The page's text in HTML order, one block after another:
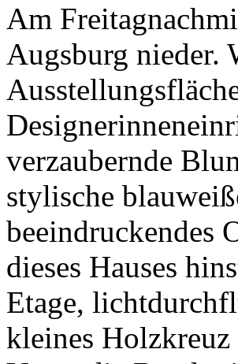
Am
Augsburg nieder.
verzaubernde
stylische
beeindruckendes
dieses Hauses
Etage,
kleines